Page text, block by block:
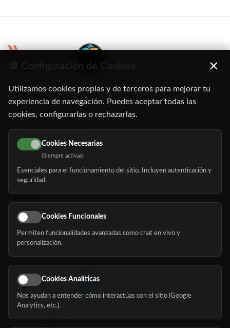
C/ Oruro, 11. 28016 Madrid
91 345 06 26
616 113 103
hola@mundomayor.com
Buscador de residencias
Eventos
Nosotros
Síguenos
🍪 Configuración de Cookies ×
Utilizamos cookies propias y de terceros para mejorar tu
experiencia de navegación. Puedes aceptar todas las
cookies, configurarlas o rechazarlas.
Cookies Necesarias
(Siempre activas)
Esenciales para el funcionamiento del sitio. Incluyen autenticación y
seguridad.
Cookies Funcionales
Permiten funcionalidades avanzadas como chat en vivo y
personalización.
Cookies Analíticas
Nos ayudan a entender cómo interactúas con el sitio (Google
Analytics, etc.).